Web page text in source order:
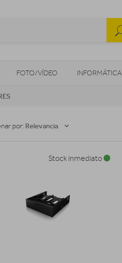
FOTO/VÍDEO INFORMÁTICA
GPS
por: Relevancia
Stock inmediato